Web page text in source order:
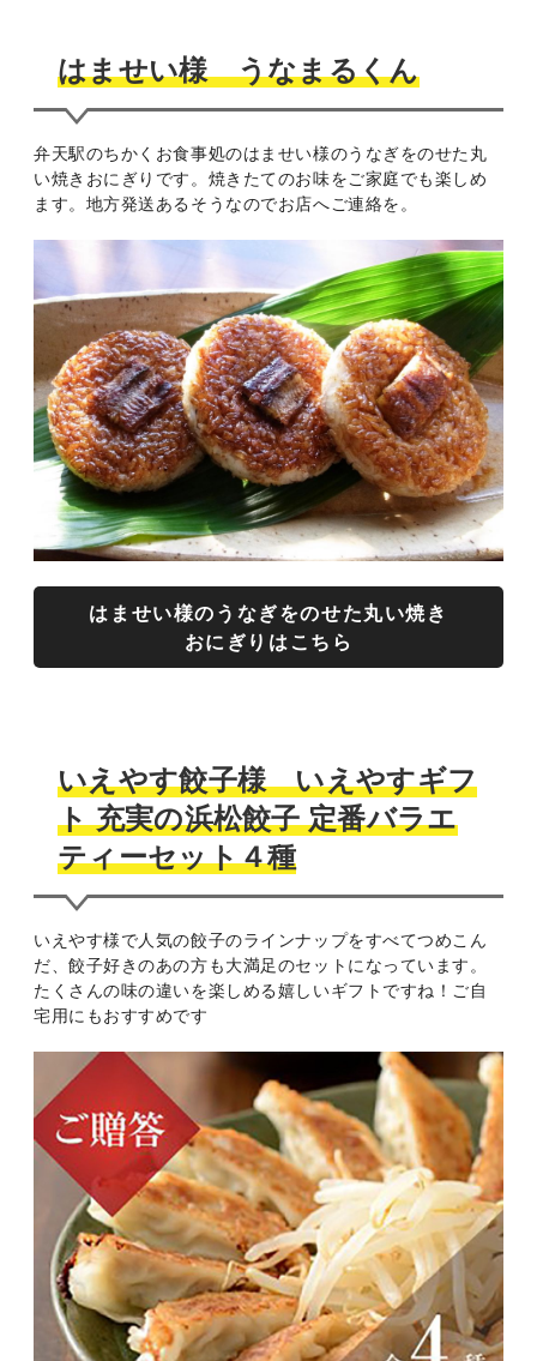
はませい様 うなまるくん
弁天駅のちかくお食事処のはませい様のうなぎをのせた丸
い焼きおにぎりです。焼きたてのお味をご家庭でも楽しめ
ます。地方発送あるそうなのでお店へご連絡を。
はませい様のうなぎをのせた丸い焼き
おにぎりはこちら
いえやす餃子様 いえやすギフ
ト 充実の浜松餃子 定番バラエ
ティーセット４種
いえやす様で人気の餃子のラインナップをすべてつめこん
だ、餃子好きのあの方も大満足のセットになっています。
たくさんの味の違いを楽しめる嬉しいギフトですね！ご自
宅用にもおすすめです